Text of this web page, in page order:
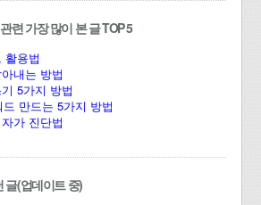
련 가장 많이 본 글 TOP 5
활용법
내는 방법
5가지 방법
만드는 5가지 방법
가 진단법
글(업데이트 중)